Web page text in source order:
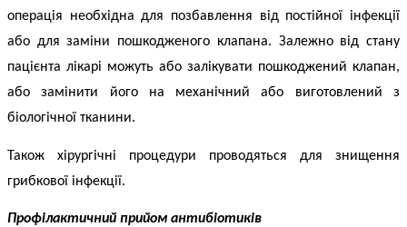
операція необхідна для позбавлення від постійної інфекції
або для заміни пошкодженого клапана. Залежно від стану
пацієнта лікарі можуть або залікувати пошкоджений клапан,
або замінити його на механічний або виготовлений з
біологічної тканини.
Також хірургічні процедури проводяться для знищення
грибкової інфекції.
Профілактичний прийом антибіотиків